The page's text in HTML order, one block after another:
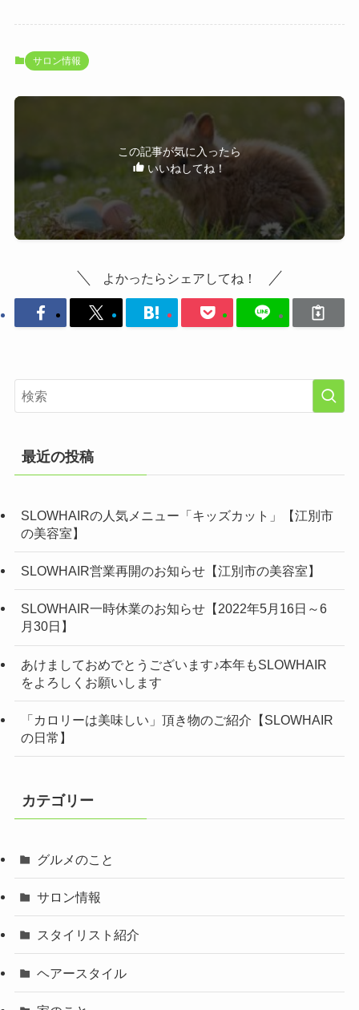
サロン情報
この記事が気に入ったら
いいねしてね！
よかったらシェアしてね！
最近の投稿
SLOWHAIRの人気メニュー「キッズカット」【江別市
の美容室】
SLOWHAIR営業再開のお知らせ【江別市の美容室】
SLOWHAIR一時休業のお知らせ【2022年5月16日～6
月30日】
あけましておめでとうございます♪本年もSLOWHAIR
をよろしくお願いします
「カロリーは美味しい」頂き物のご紹介【SLOWHAIR
の日常】
カテゴリー
グルメのこと
サロン情報
スタイリスト紹介
ヘアースタイル